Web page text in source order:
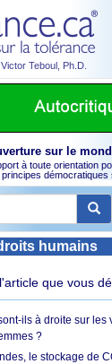
Teboul, Ph.D.
sur le
à toute orientation
démocratiques
humains
que vous
ils à droite sur les
?
le stockage de